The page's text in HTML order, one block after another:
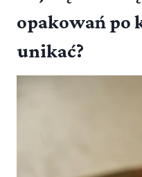
opakowań po
unikać?